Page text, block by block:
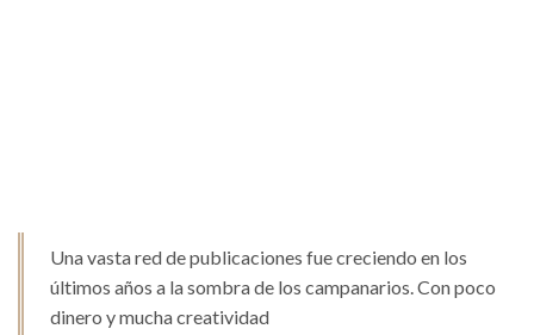
Una vasta red de publicaciones fue creciendo en los
últimos años a la sombra de los campanarios. Con poco
dinero y mucha creatividad